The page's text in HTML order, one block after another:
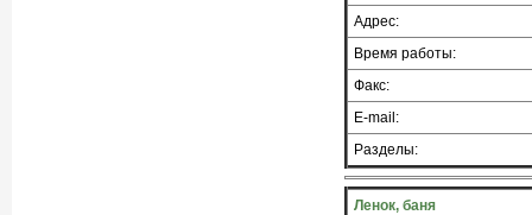
Адрес:
Время работы:
Факс:
E-mail:
Разделы:
Ленок, баня